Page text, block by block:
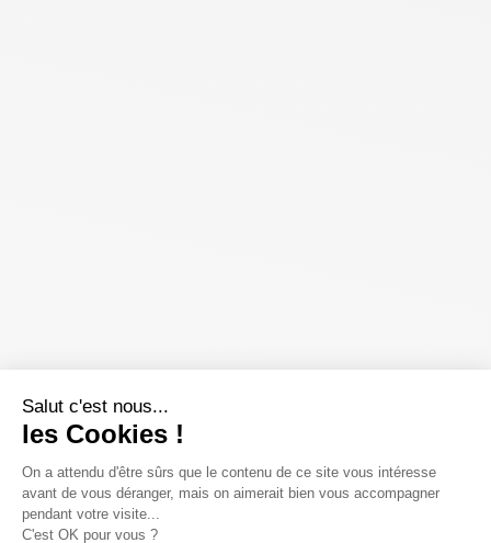
Salut c'est nous...
les Cookies !
On a attendu d'être sûrs que le contenu de ce site vous intéresse
avant de vous déranger, mais on aimerait bien vous accompagner
pendant votre visite...
C'est OK pour vous ?